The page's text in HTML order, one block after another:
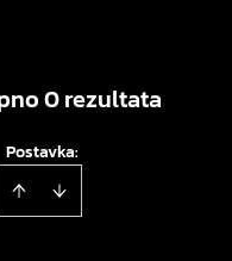
0 rezultata
Postavka: